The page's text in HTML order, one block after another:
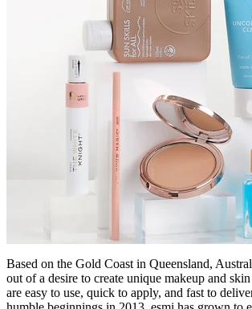
Based on the Gold Coast in Queensland,
out of a desire to create unique makeup and
are easy to use, quick to apply, and fast to